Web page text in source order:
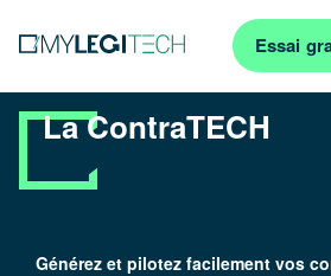
Essai
La ContraTECH
Générez et pilotez facilement vos